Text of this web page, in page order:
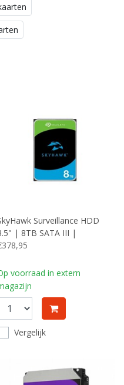
Surveillance HDD
| 8TB SATA III |
voorraad in extern
Vergelijk